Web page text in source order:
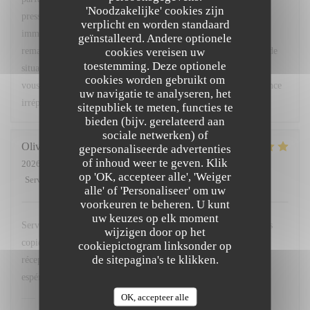
'Noodzakelijke' cookies zijn
verplicht en worden standaard
geïnstalleerd. Andere optionele
cookies vereisen uw
toestemming. Deze optionele
cookies worden gebruikt om
uw navigatie te analyseren, het
sitepubliek te meten, functies te
bieden (bijv. gerelateerd aan
sociale netwerken) of
gepersonaliseerde advertenties
of inhoud weer te geven. Klik
op 'OK, accepteer alle', 'Weiger
alle' of 'Personaliseer' om uw
voorkeuren te beheren. U kunt
uw keuzes op elk moment
wijzigen door op het
cookiepictogram linksonder op
de sitepagina's te klikken.
OK, accepteer alle
pressé. Nous sommes toutefois heureux d'avoir pu réagir
immédiatement en vous accordant un geste commercial. Vos
remarques ont été partagées avec notre équipe afin que ce type de
situation ne se reproduise pas. Nous espérons avoir le plaisir de
vous accueillir très prochainement pour vous offrir une expérience
irréprochable. Bien cordialement, L. Fornaro Maitre d'hôtel
Olivier
2026-07-28
- 20:00 - Gasten 2
Service
Atmosfeer: 5/5 Keuken : 5/5 Kwaliteit / Prijs
Service avenant et personnel souriant. Plats simples choisis mais
copieux. Merci Léa pour le service. Merci a hugo au bar et
réception. Nous reviendrons comme d habitude A la 113. En
espérant retrouver nos pots de beurre habituels ;-)
L'OPALE RESTAURANT heeft op deze beoordeling